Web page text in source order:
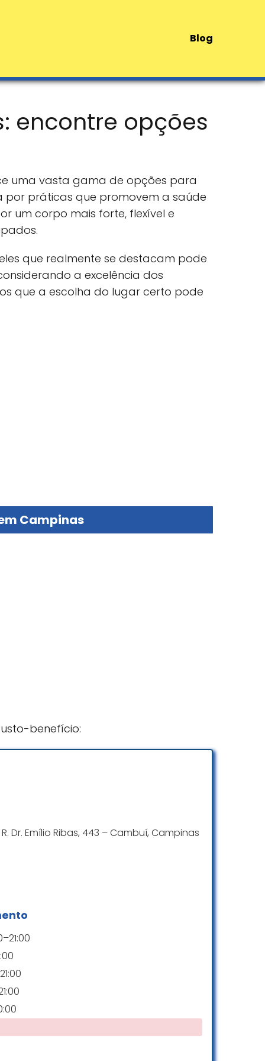
Blog
encontre opções
uma vasta gama de opções para
por práticas que promovem a saúde
um corpo mais forte, flexível e
que realmente se destacam pode
a excelência dos
que a escolha do lugar certo pode
Campinas
benefício:
Dr. Emílio Ribas, 443 – Cambuí, Campinas